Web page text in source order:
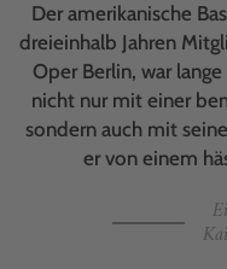
Der amerikanische
dreieinhalb Jahren
Oper Berlin, war
nicht nur mit einer
sondern auch mit
er von einem